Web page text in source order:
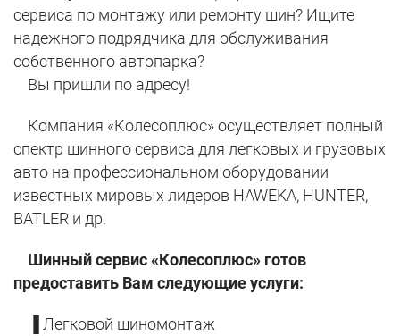
сервиса по монтажу или ремонту шин? Ищите
надежного подрядчика для обслуживания
собственного автопарка?
Вы пришли по адресу!
Компания «Колесоплюс» осуществляет полный
спектр шинного сервиса для легковых и грузовых
авто на профессиональном оборудовании
известных мировых лидеров HAWEKA, HUNTER,
BATLER и др.
Шинный сервис «Колесоплюс» готов
предоставить Вам следующие услуги:
▐ Легковой шиномонтаж